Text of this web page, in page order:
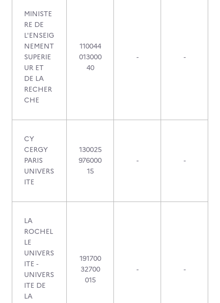
MINISTE
RE DE
L'ENSEIG
NEMENT
SUPERIE
UR ET
DE LA
RECHER
CHE
110044
013000
40
- -
CY
CERGY
PARIS
UNIVERS
ITE
130025
976000
15
- -
LA
ROCHEL
LE
UNIVERS
ITE -
UNIVERS
ITE DE
LA
191700
32700
015
- -